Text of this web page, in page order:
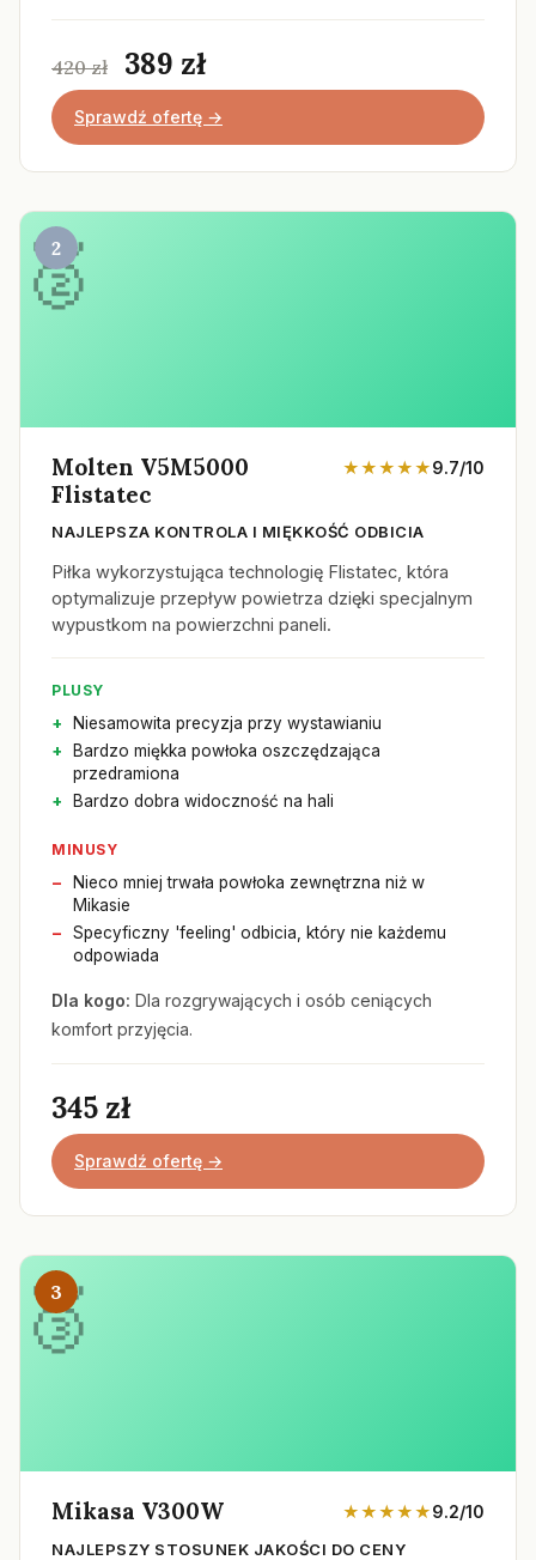
420 zł 389 zł
Sprawdź ofertę →
2
Molten V5M5000
Flistatec
★★★★★9.7/10
NAJLEPSZA KONTROLA I MIĘKKOŚĆ ODBICIA
Piłka wykorzystująca technologię Flistatec, która
optymalizuje przepływ powietrza dzięki specjalnym
wypustkom na powierzchni paneli.
PLUSY
Niesamowita precyzja przy wystawianiu
Bardzo miękka powłoka oszczędzająca
przedramiona
Bardzo dobra widoczność na hali
MINUSY
Nieco mniej trwała powłoka zewnętrzna niż w
Mikasie
Specyficzny 'feeling' odbicia, który nie każdemu
odpowiada
Dla kogo: Dla rozgrywających i osób ceniących
komfort przyjęcia.
345 zł
Sprawdź ofertę →
3
Mikasa V300W ★★★★★9.2/10
NAJLEPSZY STOSUNEK JAKOŚCI DO CENY